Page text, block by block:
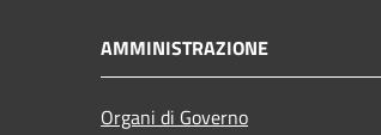
AMMINISTRAZIONE
Organi di Governo